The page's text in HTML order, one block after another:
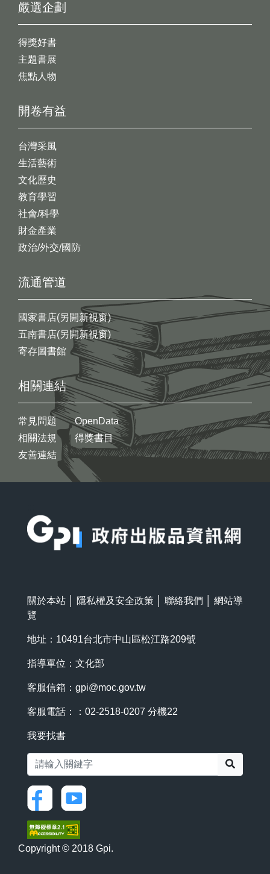
開卷有益
台灣采風
生活藝術
文化歷史
教育學習
社會/科學
財金產業
政治/外交/國防
嚴選企劃
得獎好書
主題書展
焦點人物
流通管道
國家書店(另開新視窗)
五南書店(另開新視窗)
寄存圖書館
相關連結
常見問題
相關法規
友善連結
OpenData
得獎書目
關於本站 隱私權及安全政策 聯絡我們
網站導
覽
地址：10491台北市中山區松江路209號
指導單位：文化部
客服信箱： gpi@moc.gov.tw
客服電話：：02-2518-0207 分機22
我要找書
Copyright © 2018 Gpi.